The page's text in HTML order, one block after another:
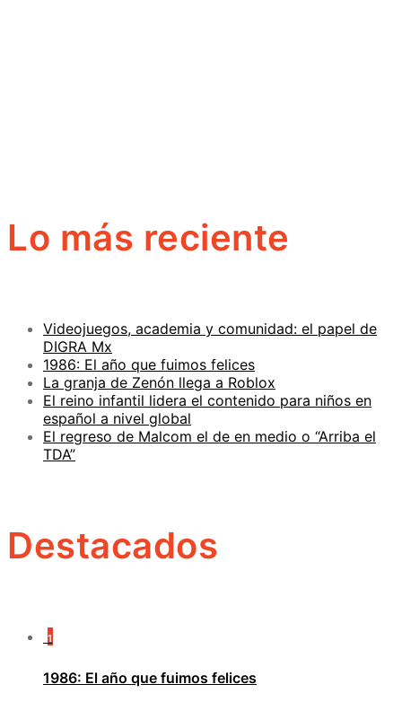
Lo más reciente
Videojuegos, academia y comunidad: el papel de
DIGRA Mx
1986: El año que fuimos felices
La granja de Zenón llega a Roblox
El reino infantil lidera el contenido para niños en
español a nivel global
El regreso de Malcom el de en medio o “Arriba el
TDA”
Destacados
1
1986: El año que fuimos felices